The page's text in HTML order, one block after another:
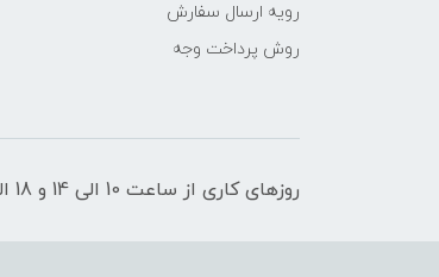
رویه ارسال سفارش
روش پرداخت وجه
روزهای کاری از ساعت 10 الی 14 و 18 الی 21، پاسخگوی شما هستیم